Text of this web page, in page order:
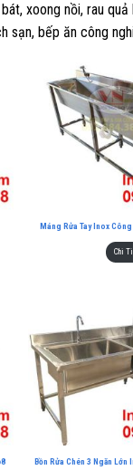
xoong nồi, rau
sạn, bếp ăn công
Máng Rửa Tay Inox
Chi
Bồn Rửa Chén 3 Ngăn Lớn